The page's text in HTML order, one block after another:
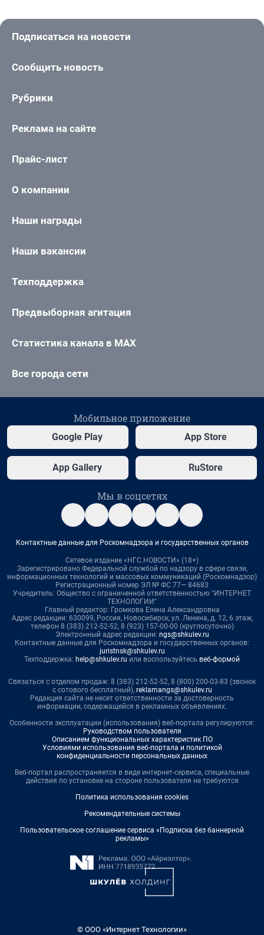
Подписаться на новости
Сообщить новость
Рубрики
Реклама на сайте
Прайс-лист
О компании
Наши награды
Наши вакансии
Техподдержка
Предвыборная агитация
Статистика канала в MAX
Все города сети
Мобильное приложение
Google Play App Store
App Gallery RuStore
Мы в соцсетях
Контактные данные для Роскомнадзора и государственных органов
Сетевое издание «НГС.НОВОСТИ» (18+)
Зарегистрировано Федеральной службой по надзору в сфере связи,
информационных технологий и массовых коммуникаций (Роскомнадзор)
Регистрационный номер ЭЛ № ФС 77— 84683
Учредитель: Общество с ограниченной ответственностью "ИНТЕРНЕТ
ТЕХНОЛОГИИ"
Главный редактор: Громкова Елена Александровна
Адрес редакции: 630099, Россия, Новосибирск, ул. Ленина, д. 12, 6 этаж,
телефон 8 (383) 212-52-52, 8 (923) 157-00-00 (круглосуточно)
Электронный адрес редакции: ngs@shkulev.ru
Контактные данные для Роскомнадзора и государственных органов:
juristnsk@shkulev.ru
Техподдержка: help@shkulev.ru или воспользуйтесь веб-формой
Связаться с отделом продаж: 8 (383) 212-52-52, 8 (800) 200-03-83 (звонок
с сотового бесплатный), reklamangs@shkulev.ru
Редакция сайта не несет ответственности за достоверность
информации, содержащейся в рекламных объявлениях.
Особенности эксплуатации (использования) веб-портала регулируются:
Руководством пользователя
Описанием функциональных характеристик ПО
Условиями использования веб-портала и политикой
конфиденциальности персональных данных
Веб-портал распространяется в виде интернет-сервиса, специальные
действия по установке на стороне пользователя не требуются
Политика использования cookies
Рекомендательные системы
Пользовательское соглашение сервиса «Подписка без баннерной
рекламы»
© ООО «Интернет Технологии»